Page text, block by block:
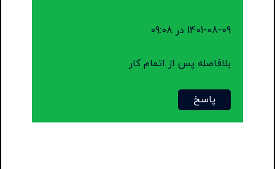
1401-08-09 در 09:08
بلافاصله پس از اتمام کار
پاسخ